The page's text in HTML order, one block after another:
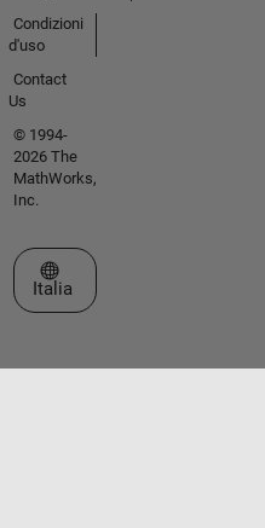
Condizioni
d'uso
Contact
Us
© 1994-
2026 The
MathWorks,
Inc.
Seleziona un sito web
Italia